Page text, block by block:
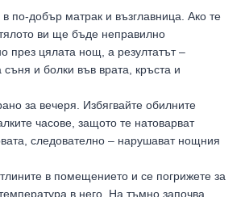
в по-добър матрак и възглавница. Ако те
ви ще бъде неправилно
през цялата нощ, а резултатът –
и болки във врата, кръста и
за вечеря. Избягвайте обилните
часове, защото те натоварват
следователно – нарушават нощния
в помещението и се погрижете за
в него. На тъмно започва